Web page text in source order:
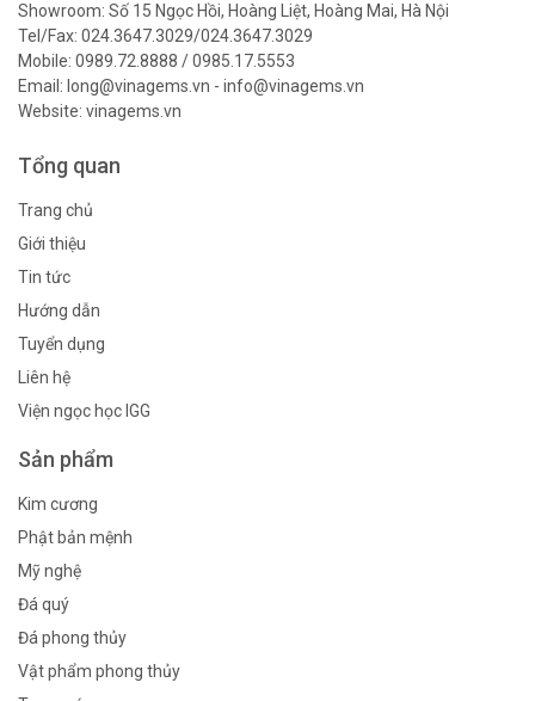
Showroom: Số 15 Ngọc Hồi, Hoàng Liệt, Hoàng Mai, Hà Nội
Tel/Fax: 024.3647.3029/024.3647.3029
Mobile: 0989.72.8888 / 0985.17.5553
Email: long@vinagems.vn - info@vinagems.vn
Website: vinagems.vn
Tổng quan
Trang chủ
Giới thiệu
Tin tức
Hướng dẫn
Tuyển dụng
Liên hệ
Viện ngọc học IGG
Sản phẩm
Kim cương
Phật bản mệnh
Mỹ nghệ
Đá quý
Đá phong thủy
Vật phẩm phong thủy